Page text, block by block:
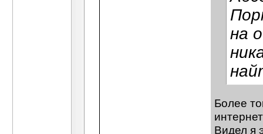
на
Более
Видел я